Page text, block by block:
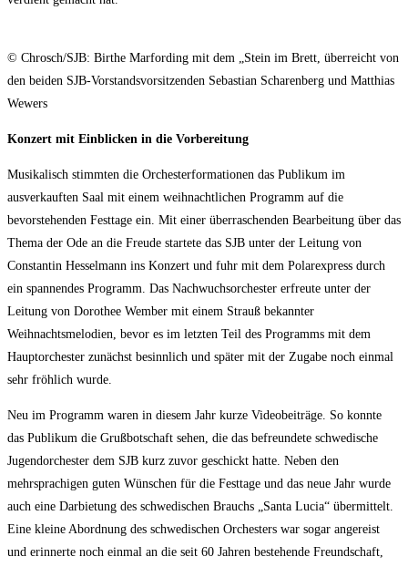
© Chrosch/SJB: Birthe Marfording mit dem „Stein im Brett, überreicht von
den beiden SJB-Vorstandsvorsitzenden Sebastian Scharenberg und Matthias
Wewers
Konzert mit Einblicken in die Vorbereitung
Musikalisch stimmten die Orchesterformationen das Publikum im
ausverkauften Saal mit einem weihnachtlichen Programm auf die
bevorstehenden Festtage ein. Mit einer überraschenden Bearbeitung über das
Thema der Ode an die Freude startete das SJB unter der Leitung von
Constantin Hesselmann ins Konzert und fuhr mit dem Polarexpress durch
ein spannendes Programm. Das Nachwuchsorchester erfreute unter der
Leitung von Dorothee Wember mit einem Strauß bekannter
Weihnachtsmelodien, bevor es im letzten Teil des Programms mit dem
Hauptorchester zunächst besinnlich und später mit der Zugabe noch einmal
sehr fröhlich wurde.
Neu im Programm waren in diesem Jahr kurze Videobeiträge. So konnte
das Publikum die Grußbotschaft sehen, die das befreundete schwedische
Jugendorchester dem SJB kurz zuvor geschickt hatte. Neben den
mehrsprachigen guten Wünschen für die Festtage und das neue Jahr wurde
auch eine Darbietung des schwedischen Brauchs „Santa Lucia“ übermittelt.
Eine kleine Abordnung des schwedischen Orchesters war sogar angereist
und erinnerte noch einmal an die seit 60 Jahren bestehende Freundschaft,